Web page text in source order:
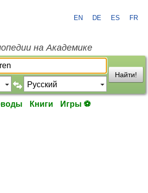
EN DE ES FR
на Академике
Найти!
Книги Игры ⚽